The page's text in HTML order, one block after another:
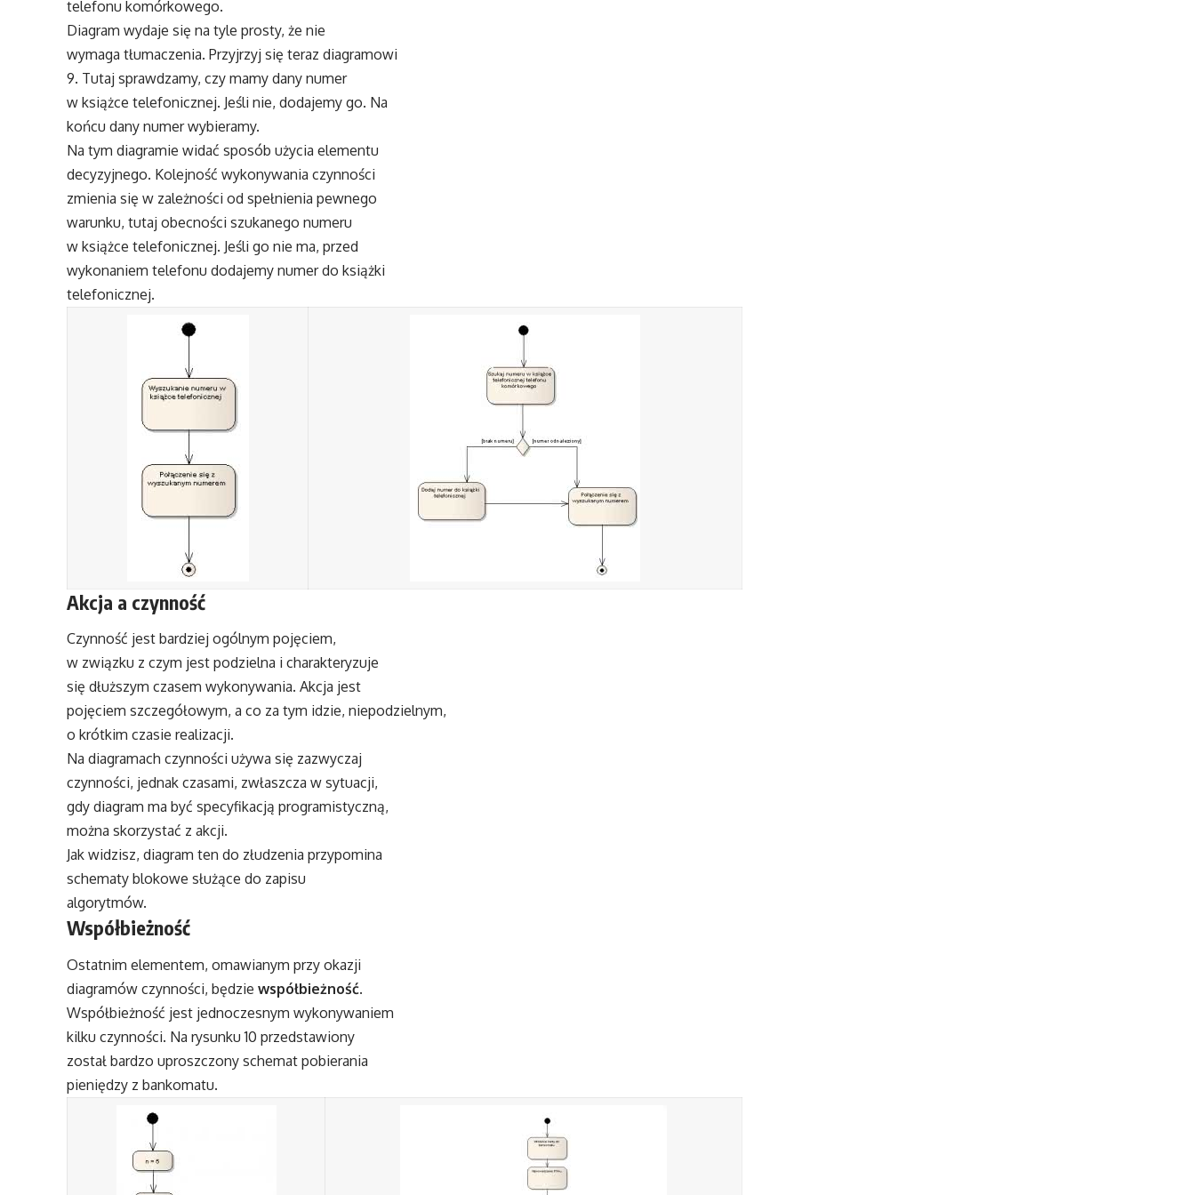
telefonu komórkowego.
Diagram wydaje się na tyle prosty, że nie
wymaga tłumaczenia. Przyjrzyj się teraz diagramowi
9. Tutaj sprawdzamy, czy mamy dany numer
w książce telefonicznej. Jeśli nie, dodajemy go. Na
końcu dany numer wybieramy.
Na tym diagramie widać sposób użycia elementu
decyzyjnego. Kolejność wykonywania czynności
zmienia się w zależności od spełnienia pewnego
warunku, tutaj obecności szukanego numeru
w książce telefonicznej. Jeśli go nie ma, przed
wykonaniem telefonu dodajemy numer do książki
telefonicznej.
Akcja a czynność
Czynność jest bardziej ogólnym pojęciem,
w związku z czym jest podzielna i charakteryzuje
się dłuższym czasem wykonywania. Akcja jest
pojęciem szczegółowym, a co za tym idzie, niepodzielnym,
o krótkim czasie realizacji.
Na diagramach czynności używa się zazwyczaj
czynności, jednak czasami, zwłaszcza w sytuacji,
gdy diagram ma być specyfikacją programistyczną,
można skorzystać z akcji.
Jak widzisz, diagram ten do złudzenia przypomina
schematy blokowe służące do zapisu
algorytmów.
Współbieżność
Ostatnim elementem, omawianym przy okazji
diagramów czynności, będziewspółbieżność.
Współbieżność jest jednoczesnym wykonywaniem
kilku czynności. Na rysunku 10 przedstawiony
został bardzo uproszczony schemat pobierania
pieniędzy z bankomatu.